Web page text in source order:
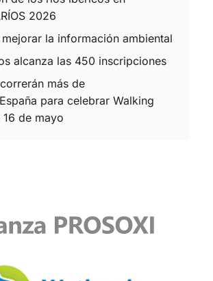
2026
la información ambiental
alcanza las 450 inscripciones
más de
para celebrar Walking
16 de mayo